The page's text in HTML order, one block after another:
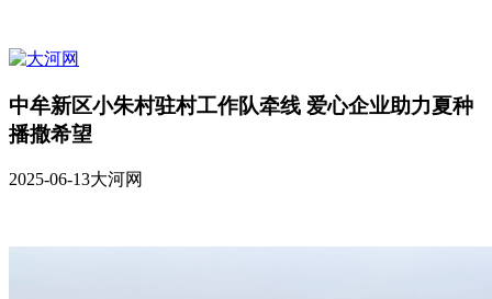
中牟新区小朱村驻村工作队牵线 爱心企业助力夏种
播撒希望
2025-06-13大河网